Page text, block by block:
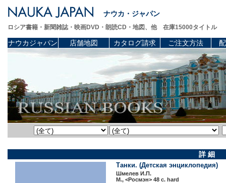
ナウカ・ジャパン
ロシア書籍・新聞雑誌・映画DVD・朗読CD・地図、他 在庫15000タイトル
ナウカジャパン 店舗地図 カタログ請求 ご注文方法
詳 細
Танки. (Детская энциклопедия)
Шмелев И.П.
М., <Росмэн> 48 c. hard